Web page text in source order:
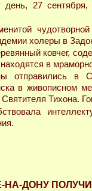
27
холеры в
ковчег,
в
отправились в
в живописном
Тихона.
ДОНУ